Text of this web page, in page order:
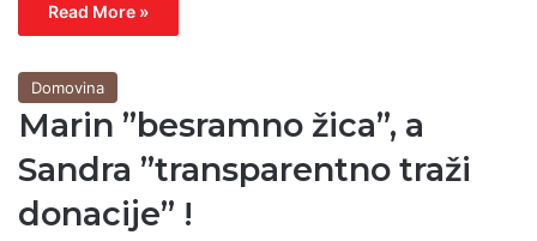
Read More »
Domovina
Marin ”besramno žica”, a
Sandra ”transparentno traži
donacije” !